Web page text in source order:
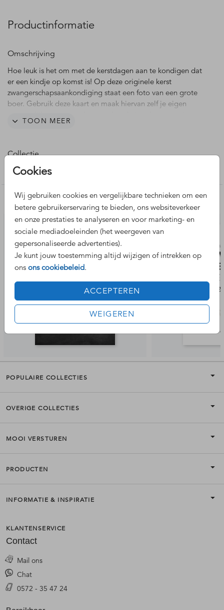
Cookies
Wij gebruiken cookies en vergelijkbare technieken om een
betere gebruikerservaring te bieden, ons websiteverkeer
en onze prestaties te analyseren en voor marketing- en
sociale mediadoeleinden (het weergeven van
gepersonaliseerde advertenties).
Je kunt jouw toestemming altijd wijzigen of intrekken op
ons ons cookiebeleid.
ACCEPTEREN
WEIGEREN
Productinformatie
Omschrijving
Hoe leuk is het om met de kerstdagen aan te kondigen dat
er een kindje op komst is! Op deze originele kerst
zwangerschapsaankondiging staat een foto van een grote
boer. Gebruik deze kaart en maak hiervan zelf je eigen
foto toe te voegen.
TOON MEER
Collectie
Aankondiging zwangerschap
Nog meer leuke ontwerpen
POPULAIRE COLLECTIES
OVERIGE COLLECTIES
MOOI VERSTUREN
PRODUCTEN
INFORMATIE & INSPIRATIE
KLANTENSERVICE
Contact
Mail ons
Chat
0572 - 35 47 24